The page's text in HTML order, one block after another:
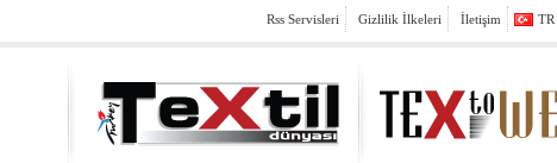
Rss Servisleri Gizlilik İlkeleri İletişim TR